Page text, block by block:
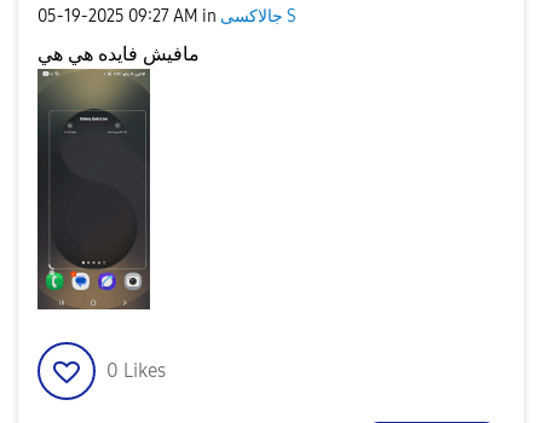
‎05-19-2025 09:27 AM in جالاكسى S
مافيش فايده هي هي
0 Likes